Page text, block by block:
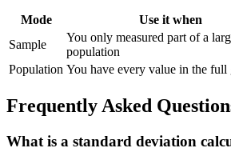
Mode Use it when
Sample
You only measured part of a
population
Population You have every value in the full
Frequently Asked
What is a standard deviation